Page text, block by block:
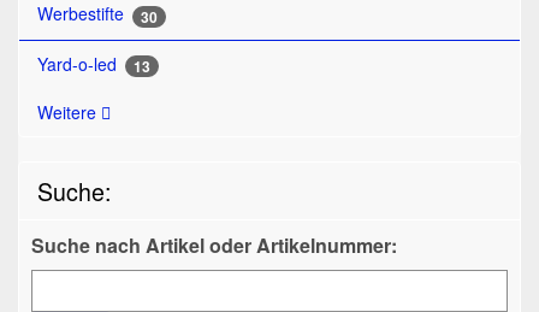
Werbestifte 30
Yard-o-led 13
Weitere
Suche:
Suche nach Artikel oder Artikelnummer: